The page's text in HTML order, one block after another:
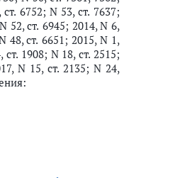
6752; N 53, ст. 7637;
52, ст. 6945; 2014, N 6,
48, ст. 6651; 2015, N 1,
ст. 1908; N 18, ст. 2515;
N 15, ст. 2135; N 24,